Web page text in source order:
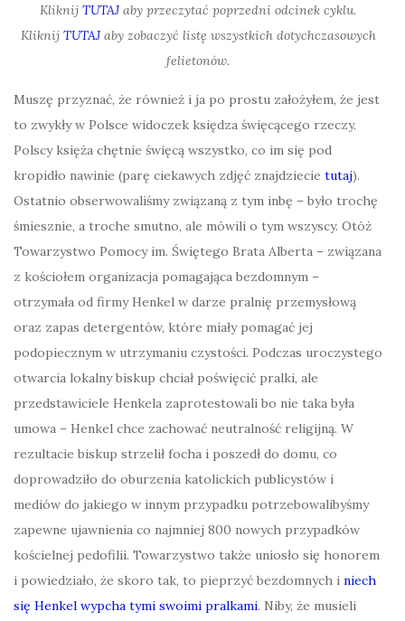
Kliknij TUTAJ aby przeczytać poprzedni odcinek cyklu.
Kliknij TUTAJaby zobaczyć listę wszystkich dotychczasowych
felietonów.
Muszę przyznać, że również i ja po prostu założyłem, że jest
to zwykły w Polsce widoczek księdza święcącego rzeczy.
Polscy księża chętnie święcą wszystko, co im się pod
kropidło nawinie (parę ciekawych zdjęć znajdziecie tutaj).
Ostatnio obserwowaliśmy związaną z tym inbę – było trochę
śmiesznie, a troche smutno, ale mówili o tym wszyscy. Otóż
Towarzystwo Pomocy im. Świętego Brata Alberta – związana
z kościołem organizacja pomagająca bezdomnym –
otrzymała od firmy Henkel w darze pralnię przemysłową
oraz zapas detergentów, które miały pomagać jej
podopiecznym w utrzymaniu czystości. Podczas uroczystego
otwarcia lokalny biskup chciał poświęcić pralki, ale
przedstawiciele Henkela zaprotestowali bo nie taka była
umowa – Henkel chce zachować neutralność religijną. W
rezultacie biskup strzelił focha i poszedł do domu, co
doprowadziło do oburzenia katolickich publicystów i
mediów do jakiego w innym przypadku potrzebowalibyśmy
zapewne ujawnienia co najmniej 800 nowych przypadków
kościelnej pedofilii. Towarzystwo także uniosło się honorem
i powiedziało, że skoro tak, to pieprzyć bezdomnych i niech
się Henkel wypcha tymi swoimi pralkami. Niby, że musieli